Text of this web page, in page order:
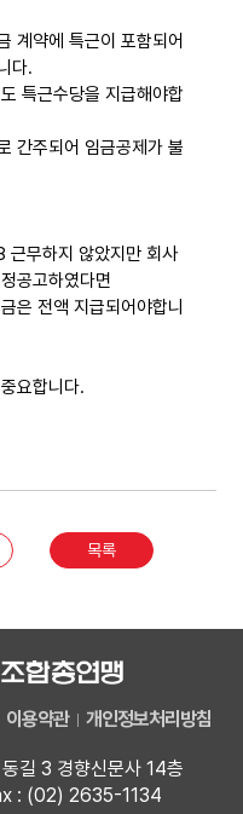
계약에 특근이 포함되어
다.
특근수당을 지급해야합
간주되어 임금공제가 불
무하지 않았지만 회사
공고하였다면
은 전액 지급되어야합니
요합니다.
목록
이용약관 개인정보처리방침
길 3 경향신문사 14층
: (02) 2635-1134